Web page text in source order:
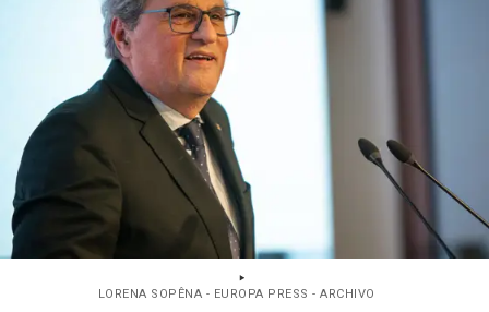
LORENA SOPÊNA - EUROPA PRESS - ARCHIVO